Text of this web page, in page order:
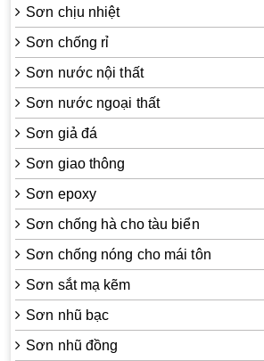
Sơn chịu nhiệt
Sơn chống rỉ
Sơn nước nội thất
Sơn nước ngoại thất
Sơn giả đá
Sơn giao thông
Sơn epoxy
Sơn chống hà cho tàu biển
Sơn chống nóng cho mái tôn
Sơn sắt mạ kẽm
Sơn nhũ bạc
Sơn nhũ đồng